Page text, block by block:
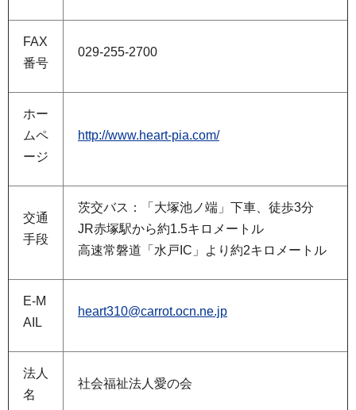
FAX
番号
029-255-2700
ホー
ムペ
ージ
http://www.heart-pia.com/
交通
手段
茨交バス：「大塚池ノ端」下車、徒歩3分
JR赤塚駅から約1.5キロメートル
高速常磐道「水戸IC」より約2キロメートル
E-M
AIL
heart310@carrot.ocn.ne.jp
法人
名
社会福祉法人愛の会